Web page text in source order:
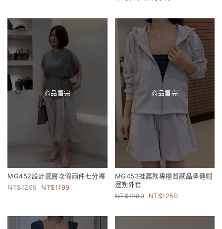
商品售完
MG452設計感層次假兩件七分褲
1299
1199
商品售完
MG453推薦款專櫃質感品牌連帽
運動外套
1280
1250